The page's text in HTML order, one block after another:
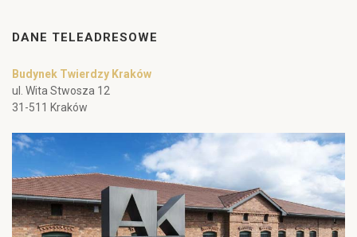
DANE TELEADRESOWE
Budynek Twierdzy Kraków
ul. Wita Stwosza 12
31-511 Kraków